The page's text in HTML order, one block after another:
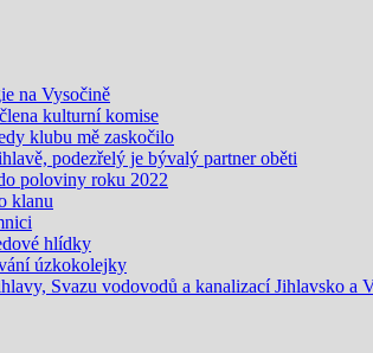
na Vysočině
kulturní komise
klubu mě zaskočilo
podezřelý je bývalý partner oběti
poloviny roku 2022
klanu
hlídky
úzkokolejky
Svazu vodovodů a kanalizací Jihlavsko a